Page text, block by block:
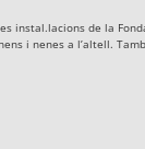
instal.lacions de la
i nenes a l’altell.